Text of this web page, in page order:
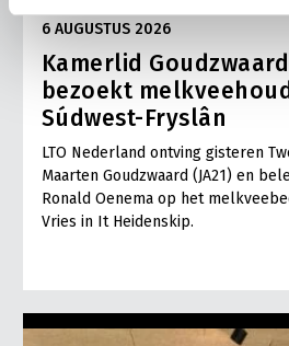
6 AUGUSTUS 2026
Kamerlid Goudzwaard
bezoekt
Súdwest-Fryslân
LTO Nederland ontving gisteren
Maarten Goudzwaard (JA21) en
Ronald Oenema op het
Vries in It Heidenskip.